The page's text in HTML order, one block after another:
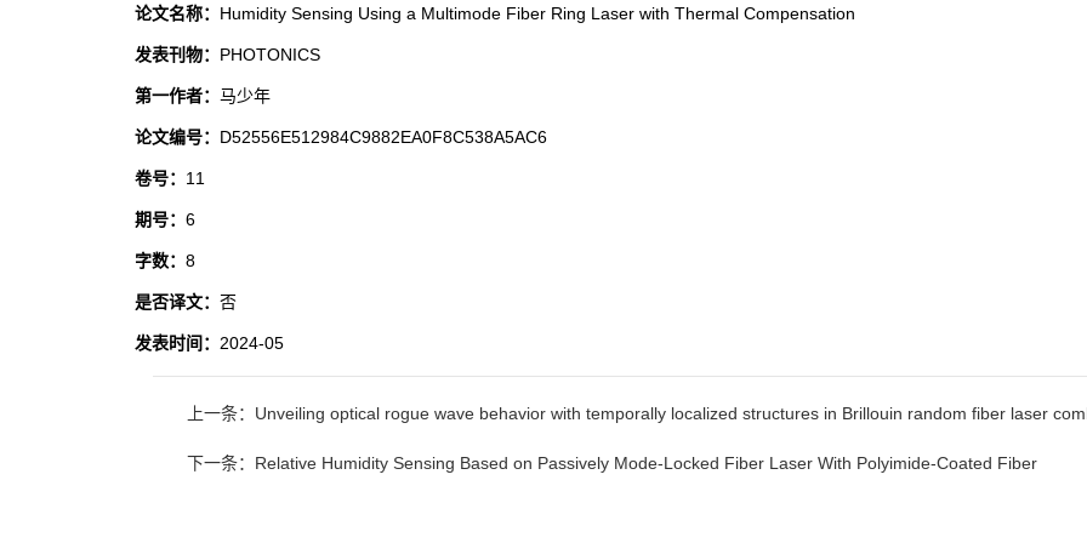
论文名称： Humidity Sensing Using a Multimode Fiber Ring Laser with Thermal Compensation
发表刊物： PHOTONICS
第一作者： 马少年
论文编号： D52556E512984C9882EA0F8C538A5AC6
卷号： 11
期号： 6
字数： 8
是否译文： 否
发表时间： 2024-05
上一条：Unveiling optical rogue wave behavior with temporally localized structures in Brillouin random fiber laser
下一条：Relative Humidity Sensing Based on Passively Mode-Locked Fiber Laser With Polyimide-Coated Fiber